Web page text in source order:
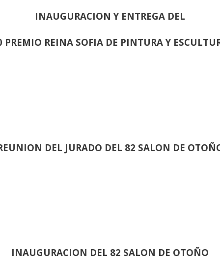
INAUGURACION Y ENTREGA DEL
PREMIO REINA SOFIA DE PINTURA Y
DEL JURADO DEL 82 SALON DE
INAUGURACION DEL 82 SALON DE OTOÑO